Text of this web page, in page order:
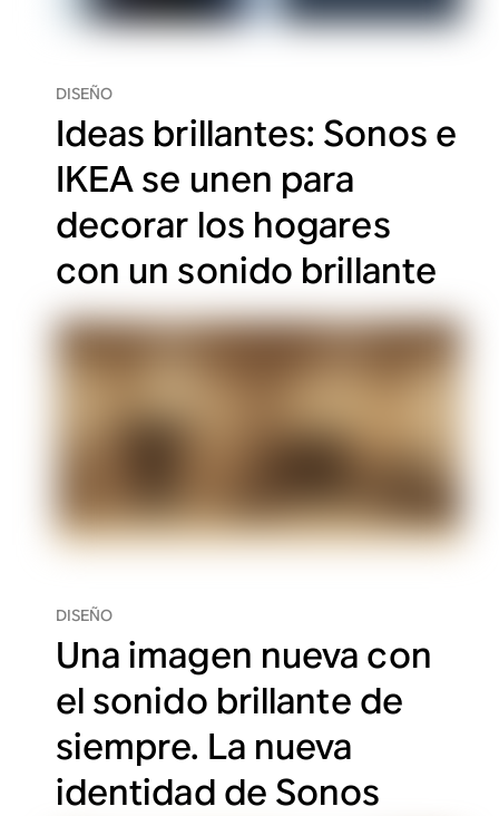
DISEÑO
Ideas brillantes: Sonos e
IKEA se unen para
decorar los hogares
con un sonido brillante
DISEÑO
Una imagen nueva con
el sonido brillante de
siempre. La nueva
identidad de Sonos